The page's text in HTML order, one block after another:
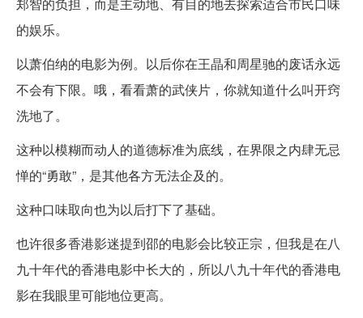
的娱乐。
以萧伯纳的电影为例。以后你在王晶和周星驰的废话永远
不会有下限。哦，看看萧的武侠片，你就知道什么叫开窍
洗地了。
这种以模糊而动人的道德标准为底线，在界限之内肆无忌
惮的“勇敢”，是其他各方无法企及的。
这种口味取向也为以后打下了基础。
也许很多香港影迷提到邵的电影会比较正宗，但我是在八
九十年代的香港电影中长大的，所以八九十年代的香港电
影在我眼里可能地位更高。